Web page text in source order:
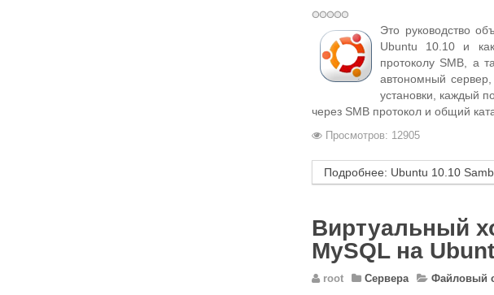
Это руководство
Ubuntu 10.10 и
протоколу SMB, а
автономный
установки, каждый
через SMB протокол и общий
Просмотров: 12905
Подробнее: Ubuntu 10.10
Виртуальный
MySQL на
root Сервера Файловый